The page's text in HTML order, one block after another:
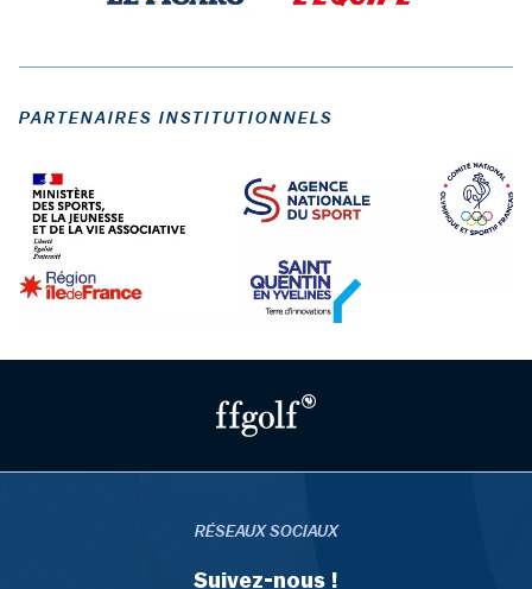
PARTENAIRES INSTITUTIONNELS
RÉSEAUX SOCIAUX
Suivez-nous !